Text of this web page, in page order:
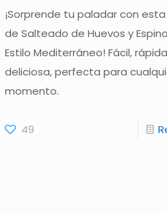
¡Sorprende tu paladar con
de Salteado de Huevos y
Estilo Mediterráneo! Fácil,
deliciosa, perfecta para
momento.
49